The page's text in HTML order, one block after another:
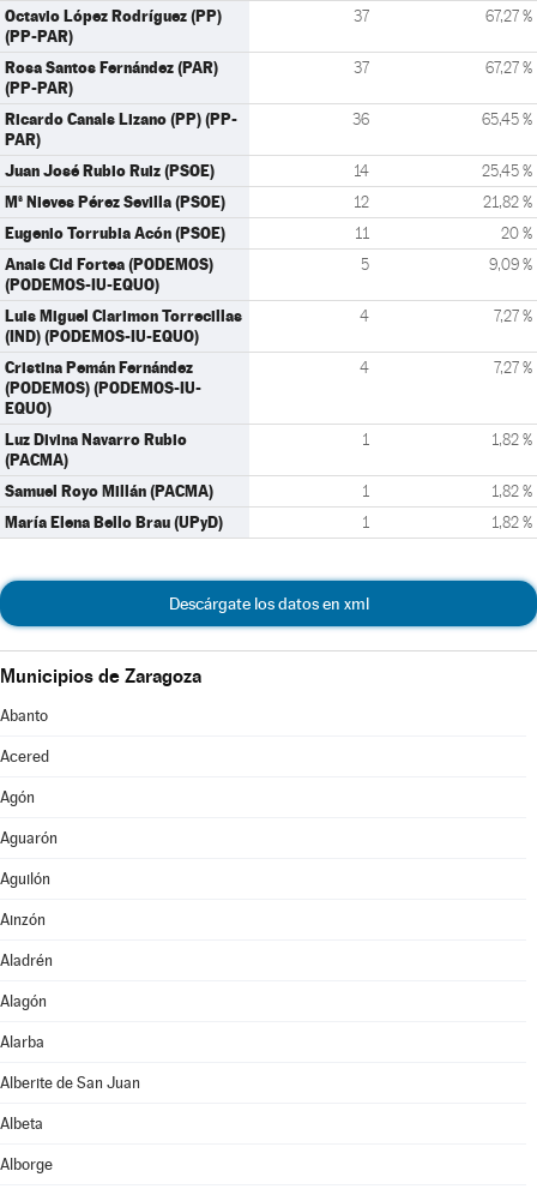
Octavio López Rodríguez (PP)
(PP-PAR)
37 67,27 %
Rosa Santos Fernández (PAR)
(PP-PAR)
37 67,27 %
Ricardo Canals Lizano (PP) (PP-
PAR)
36 65,45 %
Juan José Rubio Ruiz (PSOE) 14 25,45 %
Mª Nieves Pérez Sevilla (PSOE) 12 21,82 %
Eugenio Torrubia Acón (PSOE) 11 20 %
Anais Cid Fortea (PODEMOS)
(PODEMOS-IU-EQUO)
5 9,09 %
Luis Miguel Clarimon Torrecillas
(IND) (PODEMOS-IU-EQUO)
4 7,27 %
Cristina Pemán Fernández
(PODEMOS) (PODEMOS-IU-
EQUO)
4 7,27 %
Luz Divina Navarro Rubio
(PACMA)
1 1,82 %
Samuel Royo Millán (PACMA) 1 1,82 %
María Elena Bello Brau (UPyD) 1 1,82 %
Descárgate los datos en xml
Municipios de Zaragoza
Abanto
Acered
Agón
Aguarón
Aguilón
Ainzón
Aladrén
Alagón
Alarba
Alberite de San Juan
Albeta
Alborge